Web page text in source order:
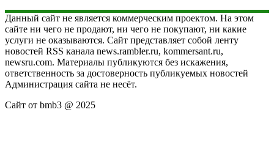
Данный сайт не является коммерческим проектом. На этом
сайте ни чего не продают, ни чего не покупают, ни какие
услуги не оказываются. Сайт представляет собой ленту
новостей RSS канала news.rambler.ru, kommersant.ru,
newsru.com. Материалы публикуются без искажения,
ответственность за достоверность публикуемых новостей
Администрация сайта не несёт.
Сайт от bmb3 @ 2025